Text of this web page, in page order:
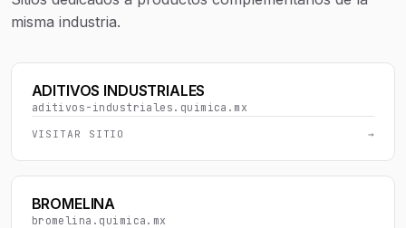
misma industria.
ADITIVOS INDUSTRIALES
aditivos-industriales.quimica.mx
VISITAR SITIO →
BROMELINA
bromelina.quimica.mx